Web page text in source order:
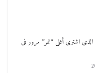
اشترى أغلى “نمر” مرور فى